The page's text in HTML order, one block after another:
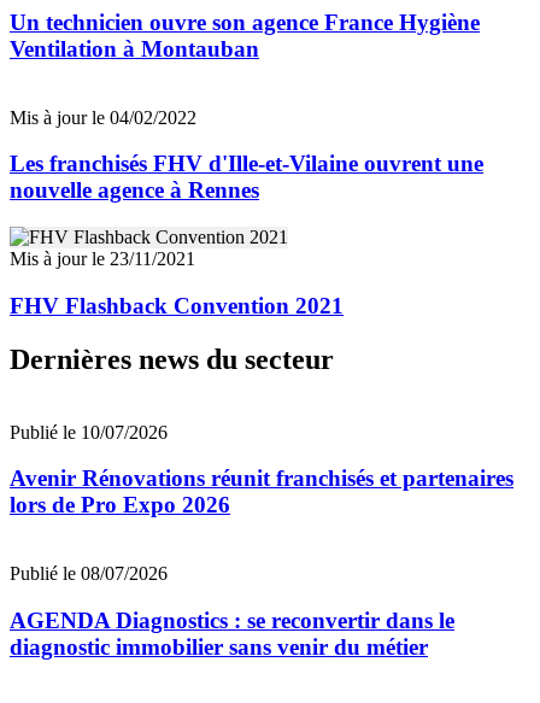
Un technicien ouvre son agence France Hygiène
Ventilation à Montauban
Mis à jour le 04/02/2022
Les franchisés FHV d'Ille-et-Vilaine ouvrent une
nouvelle agence à Rennes
Mis à jour le 23/11/2021
FHV Flashback Convention 2021
Dernières news du secteur
Publié le 10/07/2026
Avenir Rénovations réunit franchisés et partenaires
lors de Pro Expo 2026
Publié le 08/07/2026
AGENDA Diagnostics : se reconvertir dans le
diagnostic immobilier sans venir du métier